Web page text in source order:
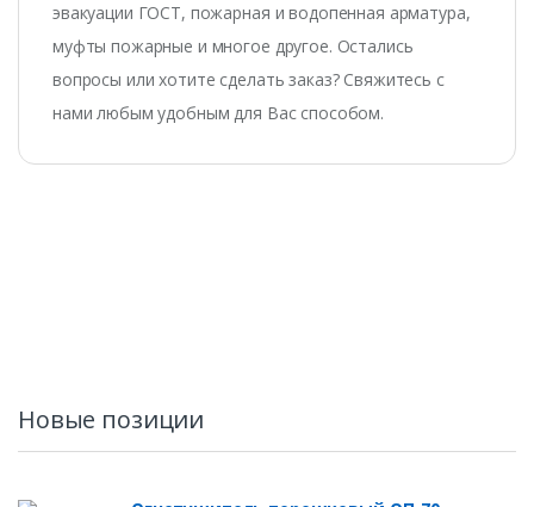
эвакуации ГОСТ, пожарная и водопенная арматура,
муфты пожарные и многое другое. Остались
вопросы или хотите сделать заказ? Свяжитесь с
нами любым удобным для Вас способом.
Новые позиции